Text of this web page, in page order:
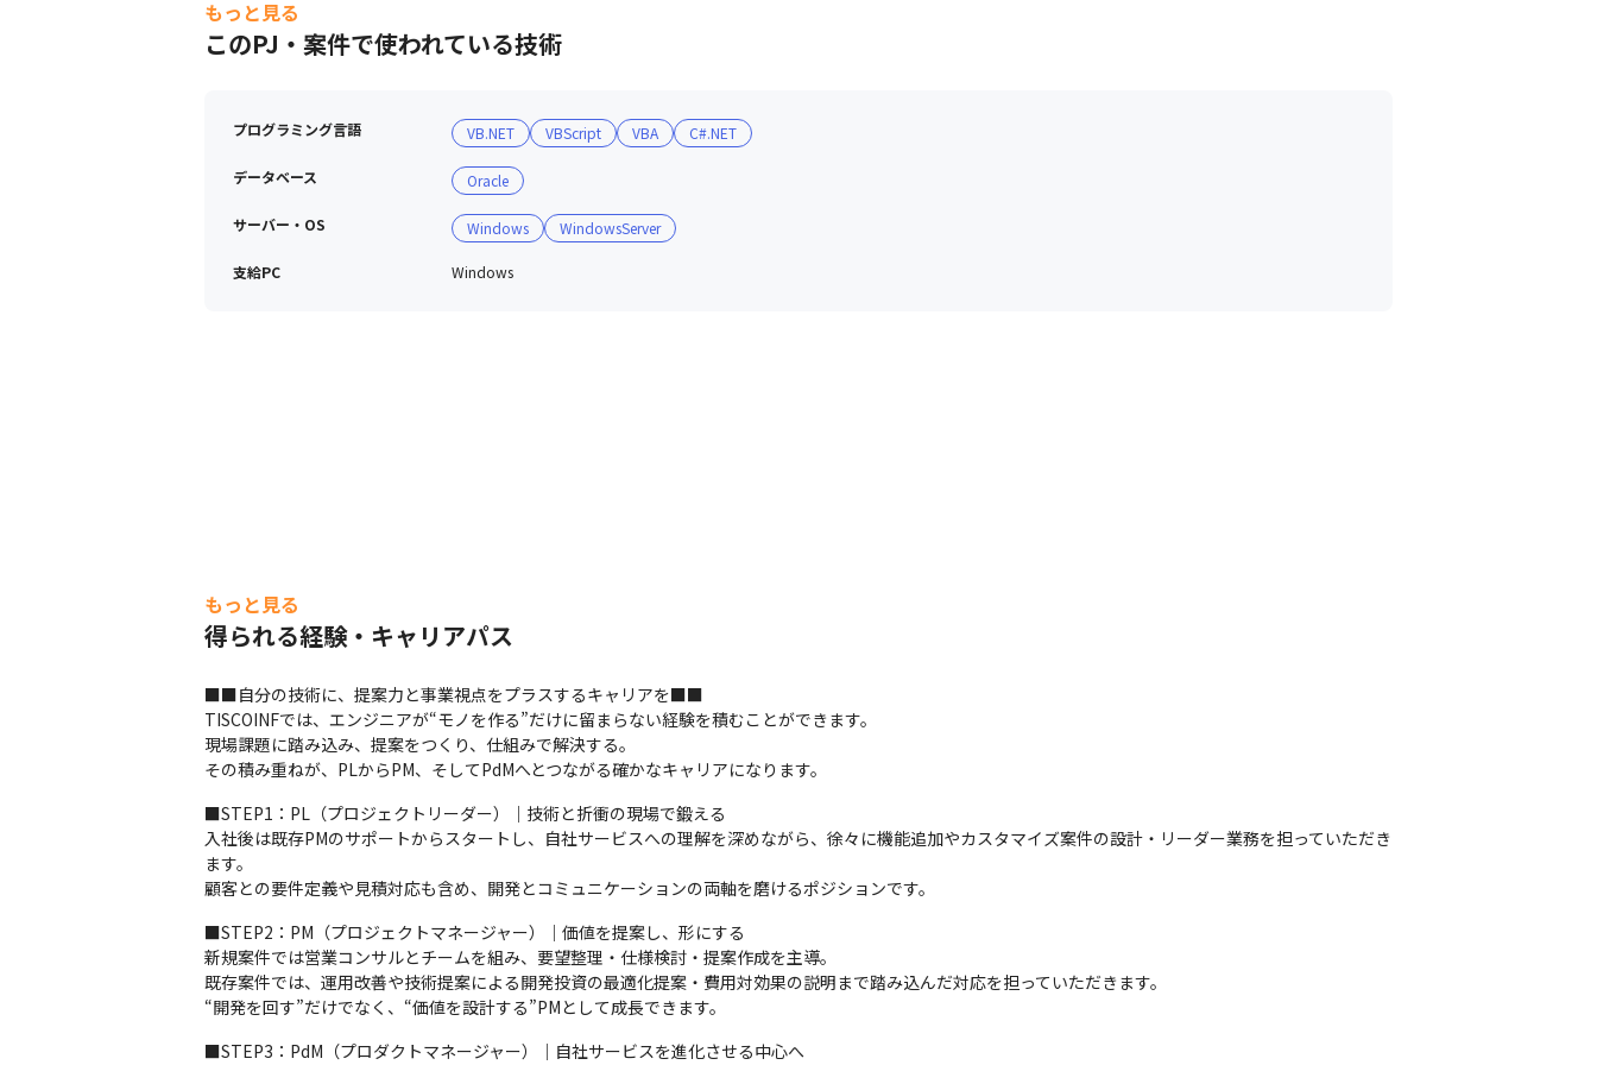
もっと見る
このPJ・案件で使われている技術
プログラミング言語 VB.NET VBScript VBA C#.NET
データベース Oracle
サーバー・OS Windows WindowsServer
支給PC Windows
もっと見る
得られる経験・キャリアパス
■■自分の技術に、提案力と事業視点をプラスするキャリアを■■
TISCOINFでは、エンジニアが“モノを作る”だけに留まらない経験を積むことができます。
現場課題に踏み込み、提案をつくり、仕組みで解決する。
その積み重ねが、PLからPM、そしてPdMへとつながる確かなキャリアになります。
■STEP1：PL（プロジェクトリーダー）｜技術と折衝の現場で鍛える
入社後は既存PMのサポートからスタートし、自社サービスへの理解を深めながら、徐々に機能追加やカスタマイズ案件の設計・リーダー業務を担っていただき
ます。
顧客との要件定義や見積対応も含め、開発とコミュニケーションの両軸を磨けるポジションです。
■STEP2：PM（プロジェクトマネージャー）｜価値を提案し、形にする
新規案件では営業コンサルとチームを組み、要望整理・仕様検討・提案作成を主導。
既存案件では、運用改善や技術提案による開発投資の最適化提案・費用対効果の説明まで踏み込んだ対応を担っていただきます。
“開発を回す”だけでなく、“価値を設計する”PMとして成長できます。
■STEP3：PdM（プロダクトマネージャー）｜自社サービスを進化させる中心へ